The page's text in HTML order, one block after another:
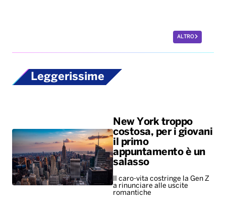
ALTRO
Leggerissime
New York troppo
costosa, per i giovani
il primo
appuntamento è un
salasso
Il caro-vita costringe la Gen Z
a rinunciare alle uscite
romantiche